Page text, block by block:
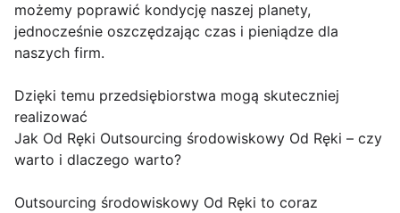
możemy poprawić kondycję naszej planety,
jednocześnie oszczędzając czas i pieniądze dla
naszych firm.
Dzięki temu przedsiębiorstwa mogą skuteczniej
realizować
Jak Od Ręki Outsourcing środowiskowy Od Ręki – czy
warto i dlaczego warto?
Outsourcing środowiskowy Od Ręki to coraz